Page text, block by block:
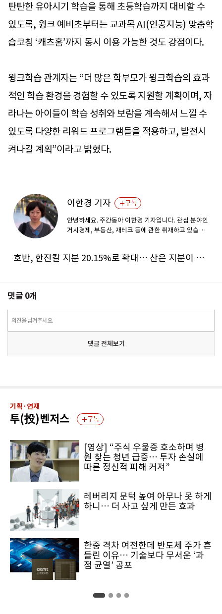
탄탄한 유아시기 학습을 통해 초등학습까지 대비할 수
있도록, 윙크 예비초부터는 교과목 AI(인공지능) 맞춤학
습코칭 ‘캐츠홈’까지 동시 이용 가능한 것도 강점이다.
윙크학습 관계자는 “더 많은 학부모가 윙크학습의 효과
적인 학습 환경을 경험할 수 있도록 지원할 계획이며, 자
라나는 아이들이 학습 성취와 보람을 계속해서 느낄 수
있도록 다양한 리워드 프로그램들을 적용하고, 발전시
켜나갈 계획”이라고 밝혔다.
이한경 기자 구독
안녕하세요. 주간동아 이한경 기자입니다. 관심 분야인
거시경제, 부동산, 재테크 등에 관한 취재하고 있습니
호반, 한진칼 지분 20.15%로 확대… 산은 지분이 경영권 키
댓글 0개
의견을 남겨주세요.
댓글 전체보기
기획·연재
투(投)벤저스 구독
[영상] “주식 우울증 호소하며 병
원 찾는 청년 급증… 투자 손실에
따른 정신적 피해 커져”
레버리지 문턱 높여 아무나 못 하게
하니… 더 사고 싶게 만든 효과
한중 격차 여전한데 반도체 주가 흔
들린 이유… 기술보다 무서운 ‘과
점 균열’ 공포